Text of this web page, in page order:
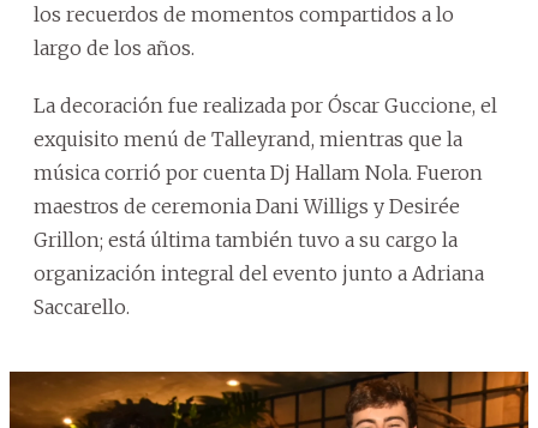
los recuerdos de momentos compartidos a lo
largo de los años.
La decoración fue realizada por Óscar Guccione, el
exquisito menú de Talleyrand, mientras que la
música corrió por cuenta Dj Hallam Nola. Fueron
maestros de ceremonia Dani Willigs y Desirée
Grillon; está última también tuvo a su cargo la
organización integral del evento junto a Adriana
Saccarello.